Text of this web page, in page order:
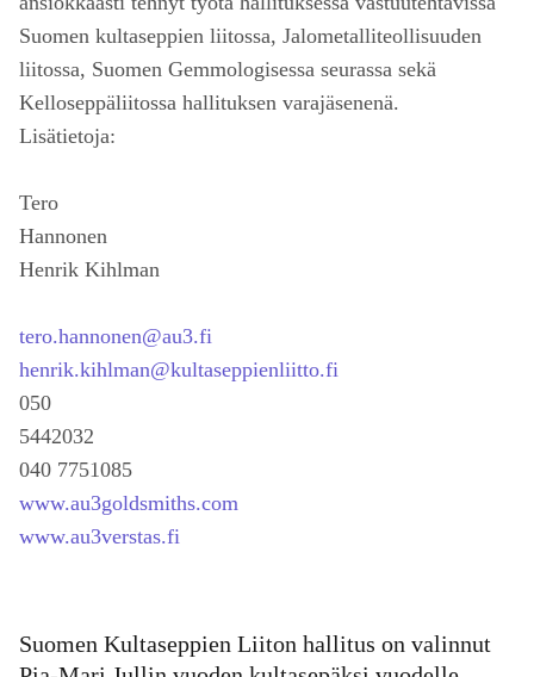
Suomen kultaseppien liitossa, Jalometalliteollisuuden
liitossa, Suomen Gemmologisessa seurassa sekä
Kelloseppäliitossa hallituksen varajäsenenä.
Lisätietoja:
Tero
Hannonen
Henrik Kihlman
tero.hannonen@au3.fi
henrik.kihlman@kultaseppienliitto.fi
050
5442032
040 7751085
www.au3goldsmiths.com
www.au3verstas.fi
Suomen Kultaseppien Liiton hallitus on valinnut